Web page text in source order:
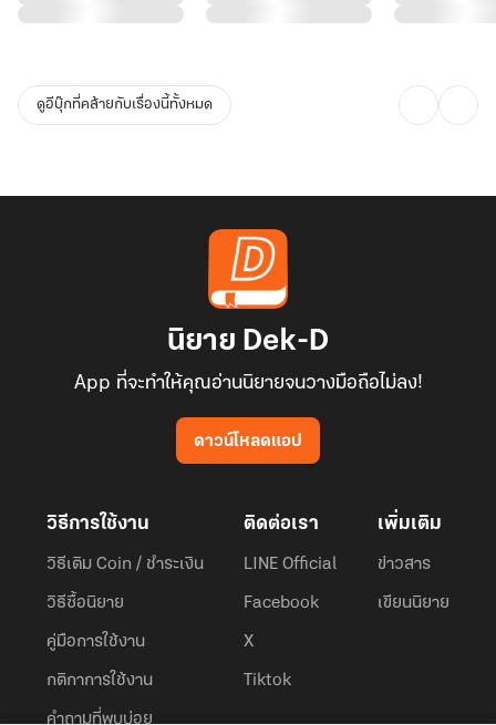
ดูอีบุ๊กที่คล้ายกับเรื่องนี้ทั้งหมด
นิยาย Dek-D
App ที่จะทำให้คุณอ่านนิยายจนวางมือถือไม่ลง!
ดาวน์โหลดแอป
วิธีการใช้งาน
วิธีเติม Coin / ชำระเงิน
วิธีซื้อนิยาย
คู่มือการใช้งาน
กติกาการใช้งาน
คำถามที่พบบ่อย
ติดต่อเรา
LINE Official
Facebook
X
Tiktok
เพิ่มเติม
ข่าวสาร
เขียนนิยาย